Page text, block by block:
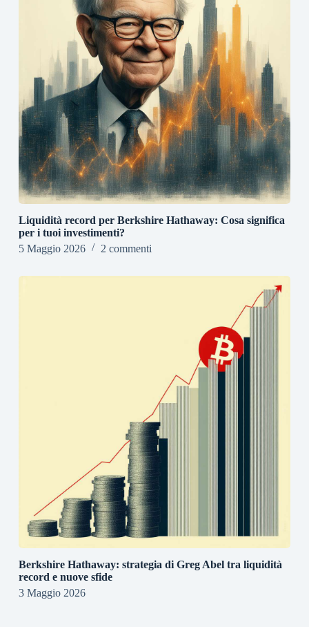
Liquidità record per Berkshire Hathaway: Cosa significa
per i tuoi investimenti?
5 Maggio 2026
2 commenti
Berkshire Hathaway: strategia di Greg Abel tra liquidità
record e nuove sfide
3 Maggio 2026